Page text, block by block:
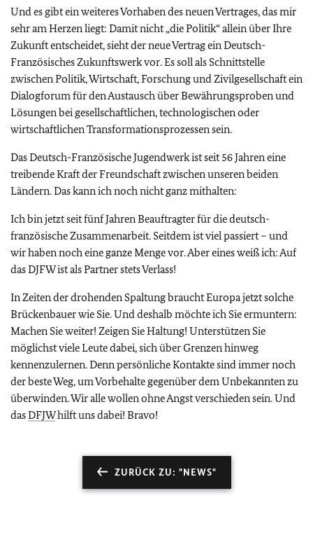
Und es gibt ein weiteres Vorhaben des neuen Vertrages, das mir
sehr am Herzen liegt: Damit nicht „die Politik“ allein über Ihre
Zukunft entscheidet, sieht der neue Vertrag ein Deutsch-
Französisches Zukunftswerk vor. Es soll als Schnittstelle
zwischen Politik, Wirtschaft, Forschung und Zivilgesellschaft ein
Dialogforum für den Austausch über Bewährungsproben und
Lösungen bei gesellschaftlichen, technologischen oder
wirtschaftlichen Transformationsprozessen sein.
Das Deutsch-Französische Jugendwerk ist seit 56 Jahren eine
treibende Kraft der Freundschaft zwischen unseren beiden
Ländern. Das kann ich noch nicht ganz mithalten:
Ich bin jetzt seit fünf Jahren Beauftragter für die deutsch-
französische Zusammenarbeit. Seitdem ist viel passiert – und
wir haben noch eine ganze Menge vor. Aber eines weiß ich: Auf
das DJFW ist als Partner stets Verlass!
In Zeiten der drohenden Spaltung braucht Europa jetzt solche
Brückenbauer wie Sie. Und deshalb möchte ich Sie ermuntern:
Machen Sie weiter! Zeigen Sie Haltung! Unterstützen Sie
möglichst viele Leute dabei, sich über Grenzen hinweg
kennenzulernen. Denn persönliche Kontakte sind immer noch
der beste Weg, um Vorbehalte gegenüber dem Unbekannten zu
überwinden. Wir alle wollen ohne Angst verschieden sein. Und
dasDFJWhilft uns dabei! Bravo!
ZURÜCK ZU: "NEWS"